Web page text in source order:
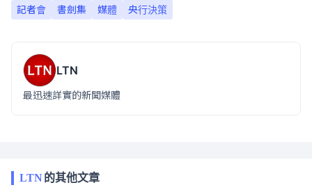
記者會 書劍集 媒體 央行決策
LTN
最迅速詳實的新聞媒體
LTN的其他文章